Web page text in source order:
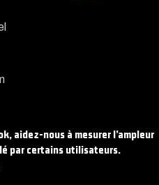
aidez-nous à mesurer l’ampleur
par certains utilisateurs.